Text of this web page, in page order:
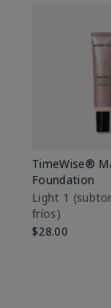
TimeWise®
Foundation
Light 1​
fríos)
$28.00